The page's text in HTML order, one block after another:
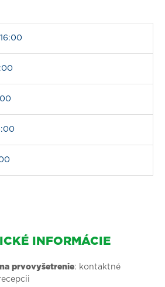
INFORMÁCIE
prvovyšetrenie: kontaktné